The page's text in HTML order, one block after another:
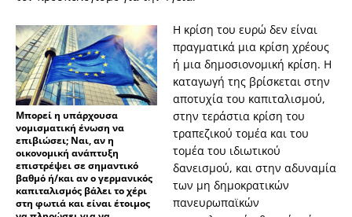
Μπορεί η υπάρχουσα
νομισματική ένωση να
επιβιώσει; Ναι, αν η
οικονομική ανάπτυξη
επιστρέψει σε σημαντικό
βαθμό ή/και αν ο γερμανικός
καπιταλισμός βάλει το χέρι
στη φωτιά και είναι έτοιμος
Η κρίση του ευρώ δεν είναι
πραγματικά μια κρίση χρέους
ή μια δημοσιονομική κρίση. Η
καταγωγή της βρίσκεται στην
αποτυχία του καπιταλισμού,
στην τεράστια κρίση του
τραπεζικού τομέα και του
τομέα του ιδιωτικού
δανεισμού, και στην αδυναμία
των μη δημοκρατικών
πανευρωπαϊκών